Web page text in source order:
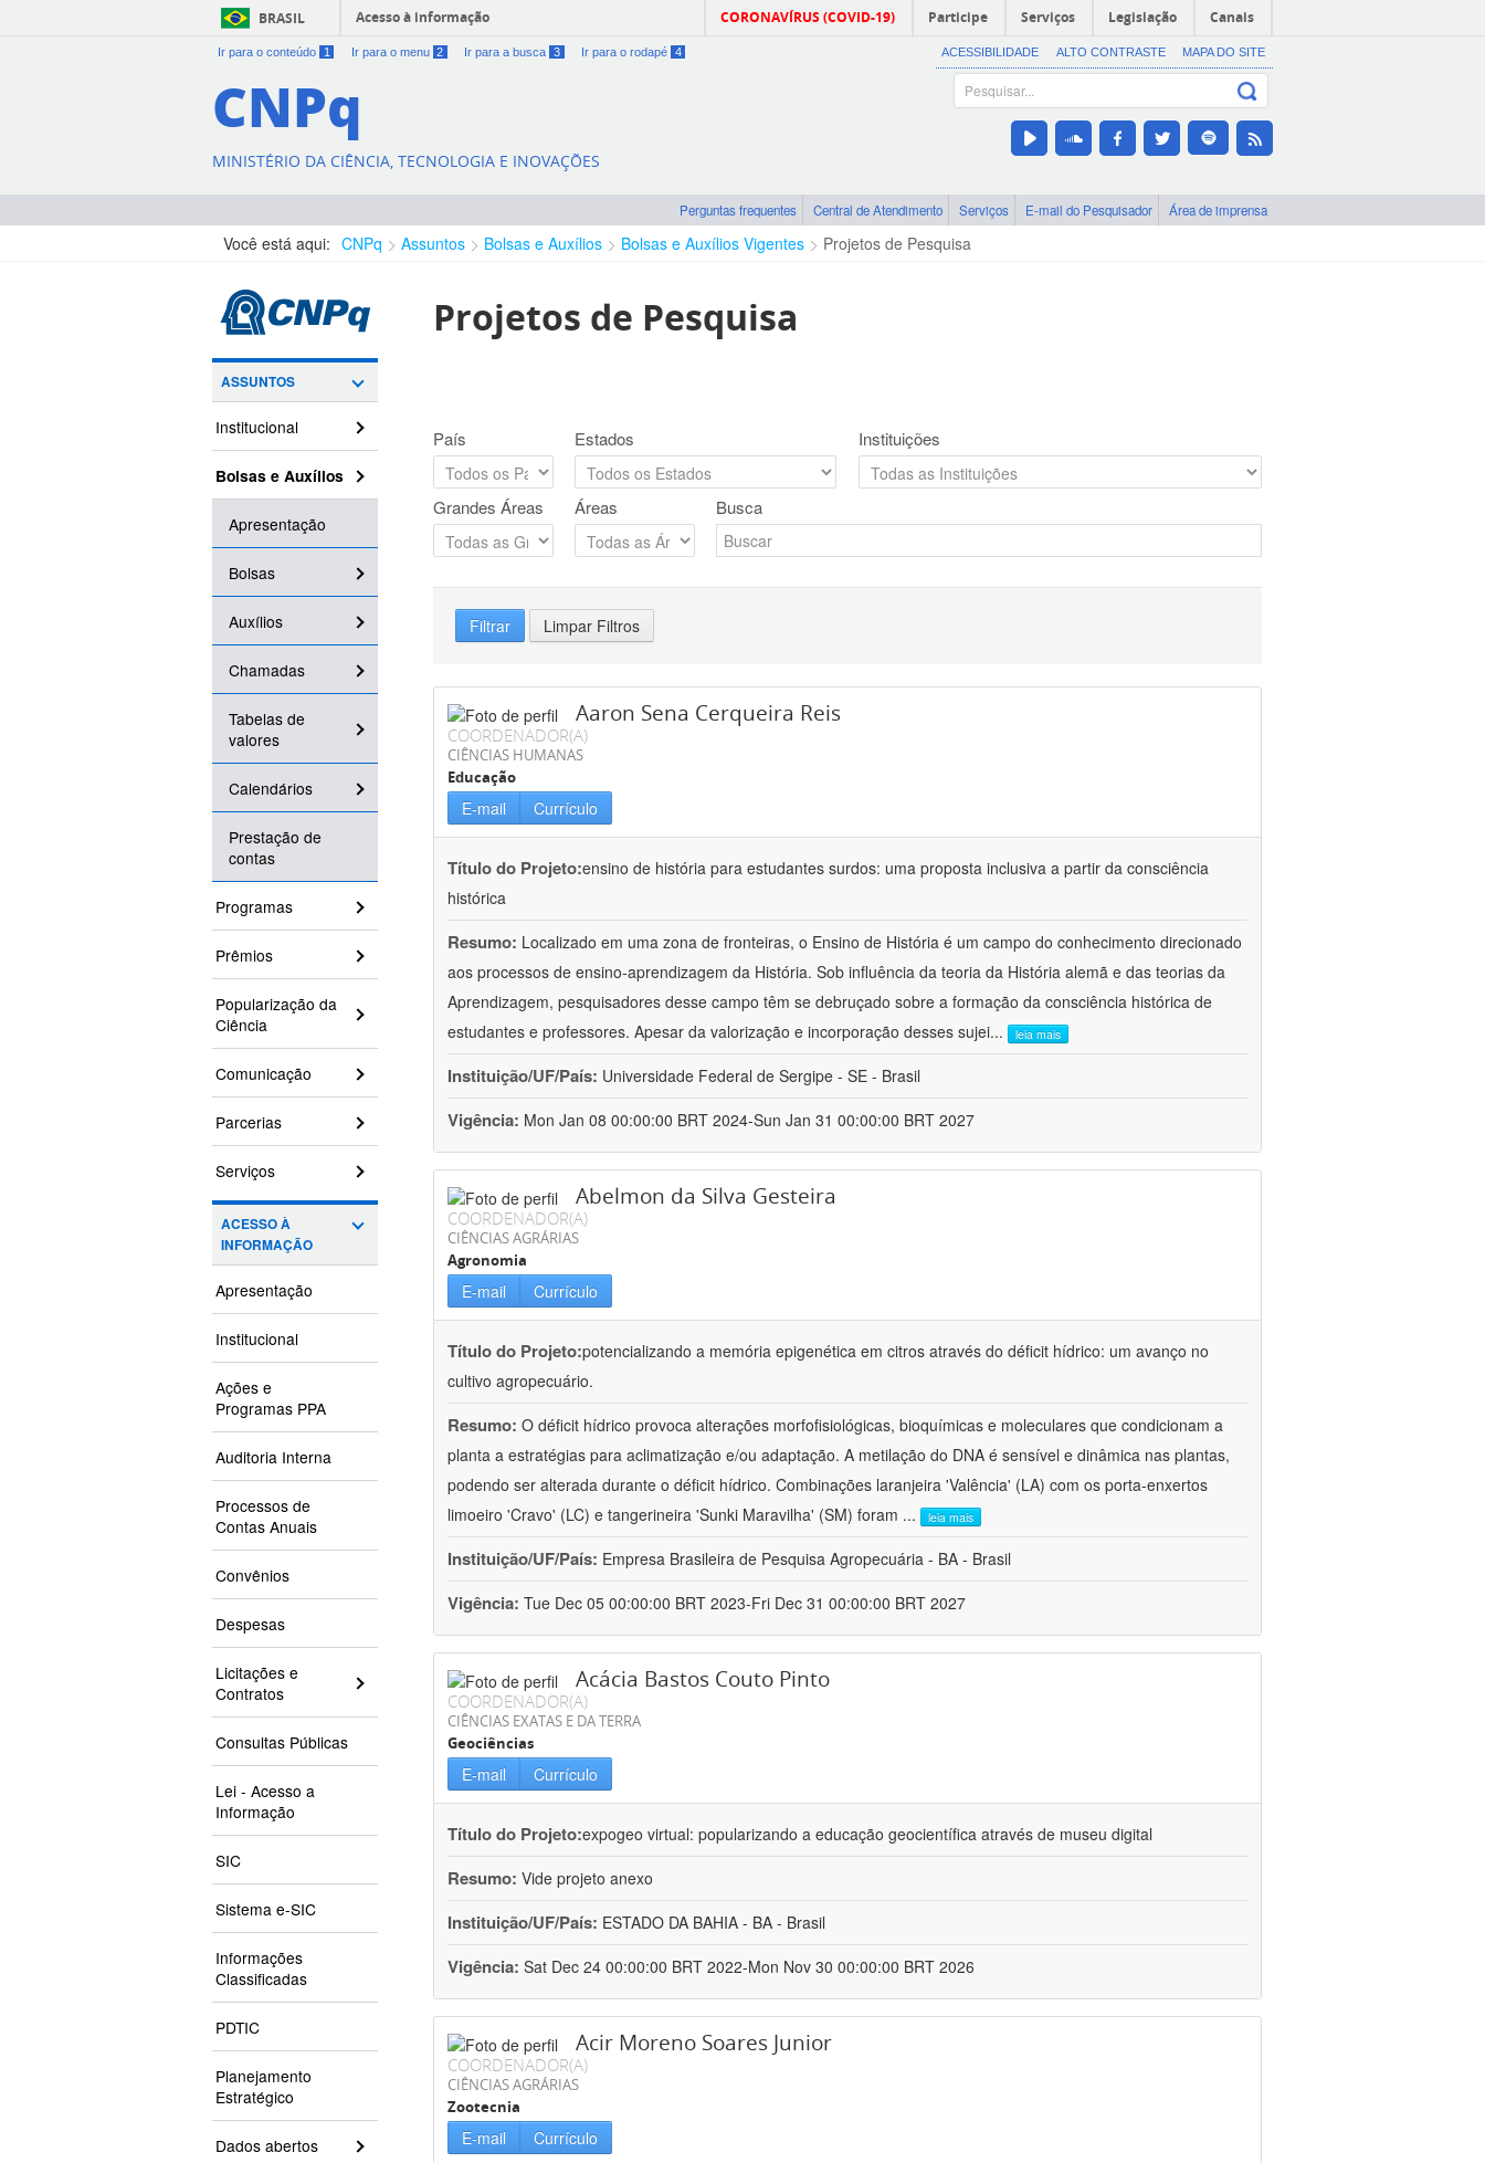
BRASIL Acesso à informação CORONAVÍRUS (COVID-19) Participe Serviços Legislação Canais
Ir para o conteúdo 1 Ir para o menu 2 Ir para a busca 3 Ir para o rodapé 4 ACESSIBILIDADE ALTO CONTRASTE MAPA DO SITE
CNPq
MINISTÉRIO DA CIÊNCIA, TECNOLOGIA E INOVAÇÕES
Perguntas frequentes Central de Atendimento Serviços E-mail do Pesquisador Área de imprensa
Você está aqui: CNPq Assuntos Bolsas e Auxílios Bolsas e Auxílios Vigentes Projetos de Pesquisa
ASSUNTOS
Institucional
Bolsas e Auxílios
Apresentação
Bolsas
Auxílios
Chamadas
Tabelas de
valores
Calendários
Prestação de
contas
Programas
Prêmios
Popularização da
Ciência
Comunicação
Parcerias
Serviços
ACESSO À
INFORMAÇÃO
Apresentação
Institucional
Ações e
Programas PPA
Auditoria Interna
Processos de
Contas Anuais
Convênios
Despesas
Licitações e
Contratos
Consultas Públicas
Lei - Acesso a
Informação
SIC
Sistema e-SIC
Informações
Classificadas
PDTIC
Planejamento
Estratégico
Dados abertos
Projetos de Pesquisa
País Estados Instituições
Grandes Áreas Áreas Busca
Filtrar Limpar Filtros
Aaron Sena Cerqueira Reis
COORDENADOR(A)
CIÊNCIAS HUMANAS
Educação
E-mail Currículo
Título do Projeto:ensino de história para estudantes surdos: uma proposta inclusiva a partir da consciência
histórica
Resumo: Localizado em uma zona de fronteiras, o Ensino de História é um campo do conhecimento direcionado
aos processos de ensino-aprendizagem da História. Sob influência da teoria da História alemã e das teorias da
Aprendizagem, pesquisadores desse campo têm se debruçado sobre a formação da consciência histórica de
estudantes e professores. Apesar da valorização e incorporação desses sujei... leia mais
Instituição/UF/País: Universidade Federal de Sergipe - SE - Brasil
Vigência: Mon Jan 08 00:00:00 BRT 2024-Sun Jan 31 00:00:00 BRT 2027
Abelmon da Silva Gesteira
COORDENADOR(A)
CIÊNCIAS AGRÁRIAS
Agronomia
E-mail Currículo
Título do Projeto:potencializando a memória epigenética em citros através do déficit hídrico: um avanço no
cultivo agropecuário.
Resumo: O déficit hídrico provoca alterações morfofisiológicas, bioquímicas e moleculares que condicionam a
planta a estratégias para aclimatização e/ou adaptação. A metilação do DNA é sensível e dinâmica nas plantas,
podendo ser alterada durante o déficit hídrico. Combinações laranjeira 'Valência' (LA) com os porta-enxertos
limoeiro 'Cravo' (LC) e tangerineira 'Sunki Maravilha' (SM) foram ... leia mais
Instituição/UF/País: Empresa Brasileira de Pesquisa Agropecuária - BA - Brasil
Vigência: Tue Dec 05 00:00:00 BRT 2023-Fri Dec 31 00:00:00 BRT 2027
Acácia Bastos Couto Pinto
COORDENADOR(A)
CIÊNCIAS EXATAS E DA TERRA
Geociências
E-mail Currículo
Título do Projeto:expogeo virtual: popularizando a educação geocientífica através de museu digital
Resumo: Vide projeto anexo
Instituição/UF/País: ESTADO DA BAHIA - BA - Brasil
Vigência: Sat Dec 24 00:00:00 BRT 2022-Mon Nov 30 00:00:00 BRT 2026
Acir Moreno Soares Junior
COORDENADOR(A)
CIÊNCIAS AGRÁRIAS
Zootecnia
E-mail Currículo